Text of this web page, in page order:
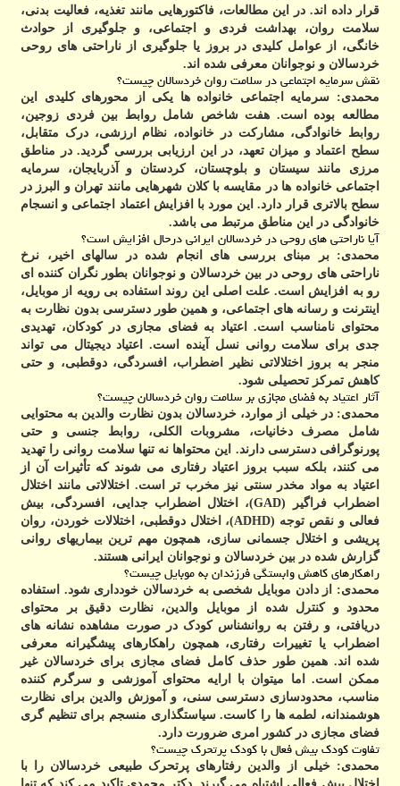
قرار داده اند. در این مطالعات، فاکتورهایی مانند تغذیه، فعالیت بدنی،
سلامت روان، بهداشت فردی و اجتماعی، و جلوگیری از حوادث
خانگی، از عوامل کلیدی در بروز یا جلوگیری از ناراحتی های روحی
خردسالان و نوجوانان معرفی شده اند.
نقش سرمایه اجتماعی در سلامت روان خردسالان چیست؟
محمدی: سرمایه اجتماعی خانواده ها یکی از محورهای کلیدی این
مطالعه بوده است. هفت شاخص شامل روابط بین فردی زوجین،
روابط خانوادگی، مشارکت در خانواده، نظام ارزشی، درک متقابل،
سطح اعتماد و میزان تعهد، در این ارزیابی بررسی گردید. در مناطق
مرزی مانند سیستان و بلوچستان، کردستان و آذربایجان، سرمایه
اجتماعی خانواده ها در مقایسه با کلان شهرهایی مانند تهران و البرز در
سطح بالاتری قرار دارد. این مورد با افزایش اعتماد اجتماعی و انسجام
خانوادگی در این مناطق مرتبط می باشد.
آیا ناراحتی های روحی در خردسالان ایرانی درحال افزایش است؟
محمدی:بر مبنای بررسی های انجام شده در سالهای اخیر، نرخ
ناراحتی های روحی در بین خردسالان و نوجوانان بطور نگران کننده ای
رو به افزایش است. علت اصلی این روند استفاده بی رویه از موبایل،
اینترنت و رسانه های اجتماعی، و همین طور دسترسی بدون نظارت به
محتوای نامناسب است. اعتیاد به فضای مجازی در کودکان، تهدیدی
جدی برای سلامت روانی نسل آینده است. اعتیاد دیجیتال می تواند
منجر به بروز اختلالاتی نظیر اضطراب، افسردگی، دوقطبی، و حتی
کاهش تمرکز تحصیلی شود.
آثار اعتیاد به فضای مجازی بر سلامت روان خردسالان چیست؟
محمدی:در خیلی از موارد، خردسالان بدون نظارت والدین به محتوایی
شامل مصرف دخانیات، مشروبات الکلی، روابط جنسی و حتی
پورنوگرافی دسترسی دارند. این محتواها نه تنها سلامت روانی را تهدید
می کنند، بلکه سبب بروز اعتیاد رفتاری می شوند که تأثیرات آن از
اعتیاد به مواد مخدر سنتی نیز مخرب تر است. اختلالاتی مانند اختلال
اضطراب فراگیر (GAD)، اختلال اضطراب جدایی، افسردگی، بیش
فعالی و نقص توجه (ADHD)، اختلال دوقطبی، اختلالات خوردن، روان
پریشی و اختلال جسمانی سازی، همچون مهم ترین بیماریهای روانی
گزارش شده در بین خردسالان و نوجوانان ایرانی هستند.
راهکارهای کاهش وابستگی فرزندان به موبایل چیست؟
محمدی:
از دادن موبایل شخصی به خردسالان خودداری شود. استفاده
محدود و کنترل شده از موبایل والدین، نظارت دقیق بر محتوای
دریافتی، و رفتن به روانشناس کودک در صورت مشاهده نشانه های
اضطراب یا تغییرات رفتاری، همچون راهکارهای پیشگیرانه معرفی
شده اند. همین طور حذف کامل فضای مجازی برای خردسالان غیر
ممکن است. اما میتوان با ارایه محتوای آموزشی و سرگرم کننده
مناسب، محدودسازی دسترسی سنی، و آموزش والدین برای نظارت
هوشمندانه، لطمه ها را کاست. سیاستگذاری منسجم برای تنظیم گری
فضای مجازی در کشور امری ضرورت دارد.
تفاوت کودک بیش فعال با کودک پرتحرک چیست؟
محمدی:خیلی از والدین رفتارهای پرتحرک طبیعی خردسالان را با